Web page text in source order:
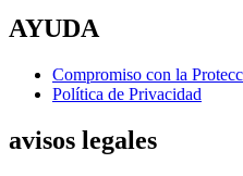
AYUDA
Compromiso con la
Política de Privacidad
avisos legales